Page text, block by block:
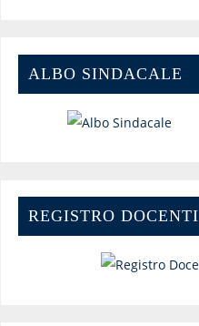
ALBO SINDACALE
REGISTRO DOCENTI